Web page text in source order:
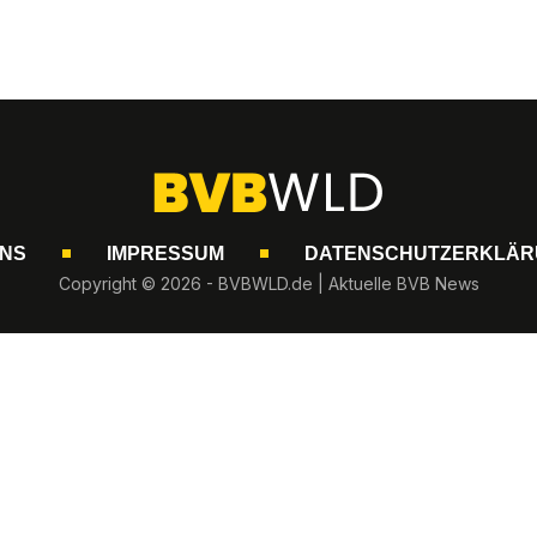
IMPRESSUM
Copyright © 2026 - BVBWLD.de | Aktuelle BVB News